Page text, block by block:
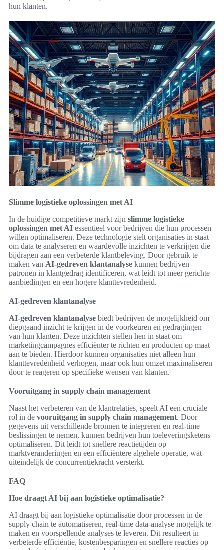
hun klanten.
Slimme logistieke oplossingen met AI
In de huidige competitieve markt zijn slimme logistieke
oplossingen met AI essentieel voor bedrijven die hun processen
willen optimaliseren. Deze technologie stelt organisaties in staat
om data te analyseren en waardevolle inzichten te verkrijgen die
bijdragen aan een verbeterde klantbeleving. Door gebruik te
maken van AI-gedreven klantanalyse kunnen bedrijven
patronen in klantgedrag identificeren, wat leidt tot meer gerichte
aanbiedingen en een hogere klanttevredenheid.
AI-gedreven klantanalyse
AI-gedreven klantanalyse biedt bedrijven de mogelijkheid om
diepgaand inzicht te krijgen in de voorkeuren en gedragingen
van hun klanten. Deze inzichten stellen hen in staat om
marketingcampagnes efficiënter te richten en producten op maat
aan te bieden. Hierdoor kunnen organisaties niet alleen hun
klanttevredenheid verhogen, maar ook hun omzet maximaliseren
door te reageren op specifieke wensen van klanten.
Vooruitgang in supply chain management
Naast het verbeteren van de klantrelaties, speelt AI een cruciale
rol in de vooruitgang in supply chain management. Door
gegevens uit verschillende bronnen te integreren en real-time
beslissingen te nemen, kunnen bedrijven hun toeleveringsketens
optimaliseren. Dit leidt tot snellere reactietijden op
marktveranderingen en een efficiëntere algehele operatie, wat
uiteindelijk de concurrentiekracht versterkt.
FAQ
Hoe draagt AI bij aan logistieke optimalisatie?
AI draagt bij aan logistieke optimalisatie door processen in de
supply chain te automatiseren, real-time data-analyse mogelijk te
maken en voorspellende analyses te leveren. Dit resulteert in
verbeterde efficiëntie, kostenbesparingen en snellere reacties op